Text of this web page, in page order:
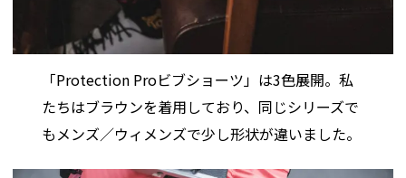
「Protection Proビブショーツ」は3色展開。私
たちはブラウンを着用しており、同じシリーズで
もメンズ／ウィメンズで少し形状が違いました。